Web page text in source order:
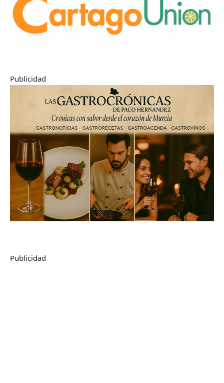
Publicidad
Publicidad